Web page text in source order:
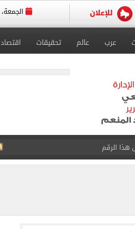
الجمعة، 07 أغسطس 2026
عرب عالم تحقيقات اقتصاد
أجواء مليئة بالفرحة.. فيديو وصور